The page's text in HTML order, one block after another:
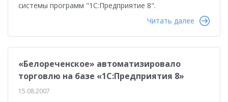
системы программ "1С:Предприятие 8".
Читать далее
«Белореченское» автоматизировало
торговлю на базе «1С:Предприятия 8»
15.08.2007